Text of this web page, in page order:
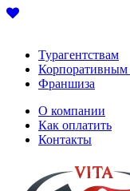
Турагентствам
Корпоративным
Франшиза
О компании
Как оплатить
Контакты